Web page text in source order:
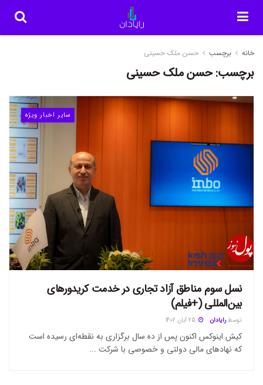
خانه برچسب حسن ملک حسینی
برچسب:حسن ملک حسینی
سایر اخبار ویژه
نسل سوم مناطق آزاد تجاری در خدمت کریدورهای
بین‌المللی (+فیلم)
توسط رایادان
کیش اینوکس اکنون پس از ده سال برگزاری به نقطه‌ای رسیده است
که نهاد‌های مالی دولتی و خصوصی با شرکت ...